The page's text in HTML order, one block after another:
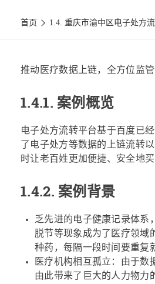
首页 1.4. 重庆市渝中区电子处方
推动医疗数据上链，全方位监
1.4.1. 案例概览
电子处方流转平台基于百度已
了电子处方等数据的上链流转
时让老百姓更加便捷、安全地
1.4.2. 案例背景
乏先进的电子健康记录体系
脱节等现象成为了医疗领域
种药，每隔一段时间要重复
医疗机构相互孤立：由于数
由此带来了巨大的人力物力